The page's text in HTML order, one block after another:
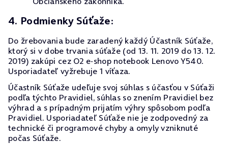
4. Podmienky Súťaže:
Do žrebovania bude zaradený každý Účastník Súťaže,
ktorý si v dobe trvania súťaže (od 13. 11. 2019 do 13. 12.
2019) zakúpi cez O2 e-shop notebook Lenovo Y540.
Usporiadateľ vyžrebuje 1 víťaza.
Účastník Súťaže udeľuje svoj súhlas s účasťou v Súťaži
podľa týchto Pravidiel, súhlas so znením Pravidiel bez
výhrad a s prípadným prijatím výhry spôsobom podľa
Pravidiel. Usporiadateľ Súťaže nie je zodpovedný za
technické či programové chyby a omyly vzniknuté
počas Súťaže.